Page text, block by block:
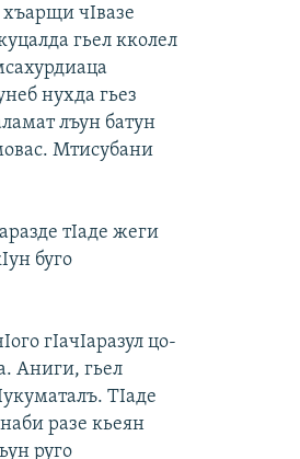
чIвазе
гьел кколел
нухда гьез
лъун батун
Мтисубани
тIаде жеги
буго
гIачIаразул цо-
Аниги, гьел
ТIаде
разе кьеян
руго